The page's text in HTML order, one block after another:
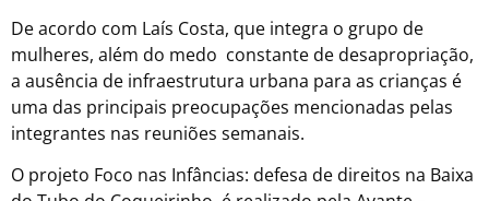
De acordo com Laís Costa, que integra o grupo de
mulheres, além do medo constante de desapropriação,
a ausência de infraestrutura urbana para as crianças é
uma das principais preocupações mencionadas pelas
integrantes nas reuniões semanais.
O projeto Foco nas Infâncias: defesa de direitos na Baixa